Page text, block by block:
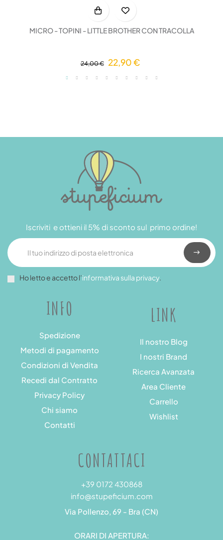
MICRO - TOPINI - LITTLE BROTHER CON TRACOLLA
24,00 € 22,90 €
INFO
Spedizione
Metodi di pagamento
Condizioni di Vendita
Recedi dal Contratto
Privacy Policy
Chi siamo
Contatti
LINK
Il nostro Blog
I nostri Brand
Ricerca Avanzata
Area Cliente
Carrello
Wishlist
Iscriviti e ottieni il 5% di sconto sul primo ordine!
Ho letto e accetto l’informativa sulla privacy.
CONTATTACI
+39 0172 430868
info@stupeficium.com
Via Pollenzo, 69 - Bra (CN)
ORARI DI APERTURA: